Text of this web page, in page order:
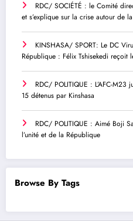
RDC/ SOCIÉTÉ : le Comité
et s’explique sur la crise autour de
KINSHASA/ SPORT: Le DC
République : Félix Tshisekedi
RDC/ POLITIQUE : L’AFC-
15 détenus par Kinshasa
RDC/ POLITIQUE : Aimé Boji
l’unité et de la République
Browse By Tags